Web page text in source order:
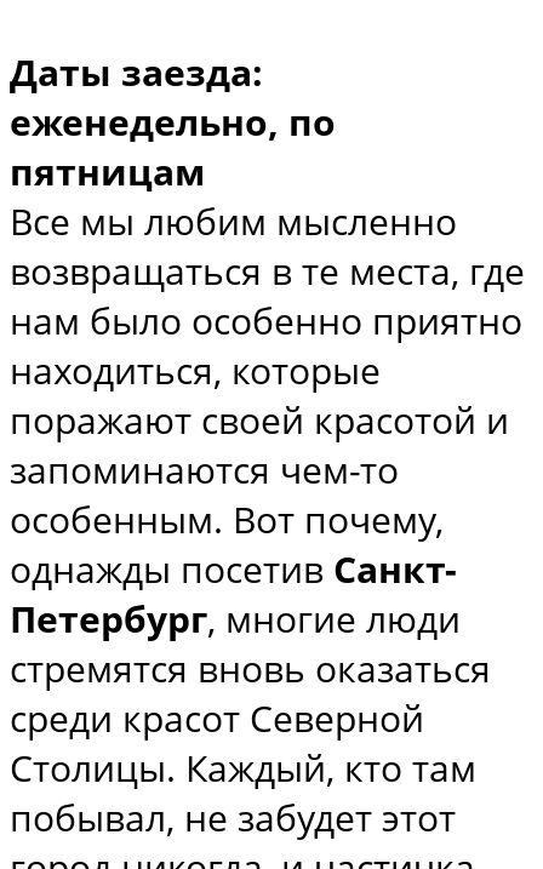
Даты заезда:
еженедельно, по
пятницам
Все мы любим мысленно
возвращаться в те места, где
нам было особенно приятно
находиться, которые
поражают своей красотой и
запоминаются чем-то
особенным. Вот почему,
однажды посетив Санкт-
Петербург, многие люди
стремятся вновь оказаться
среди красот Северной
Столицы. Каждый, кто там
побывал, не забудет этот